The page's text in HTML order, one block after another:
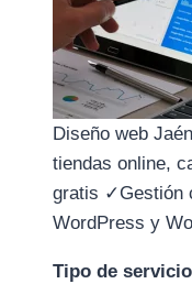
Diseño web
tiendas online,
gratis ✓Gestión
WordPress y
Tipo de